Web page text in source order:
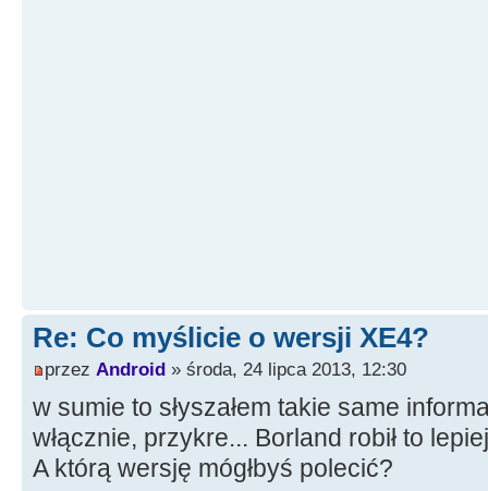
Re: Co myślicie o wersji XE4?
przez Android » środa, 24 lipca 2013, 12:30
w sumie to słyszałem takie same
włącznie, przykre... Borland robił to
A którą wersję mógłbyś polecić?